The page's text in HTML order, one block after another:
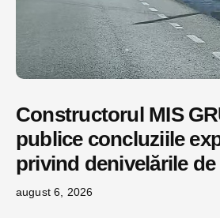
Constructorul MIS
publice concluziile
privind denivelările de
august 6, 2026